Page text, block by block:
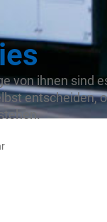
von ihnen sind